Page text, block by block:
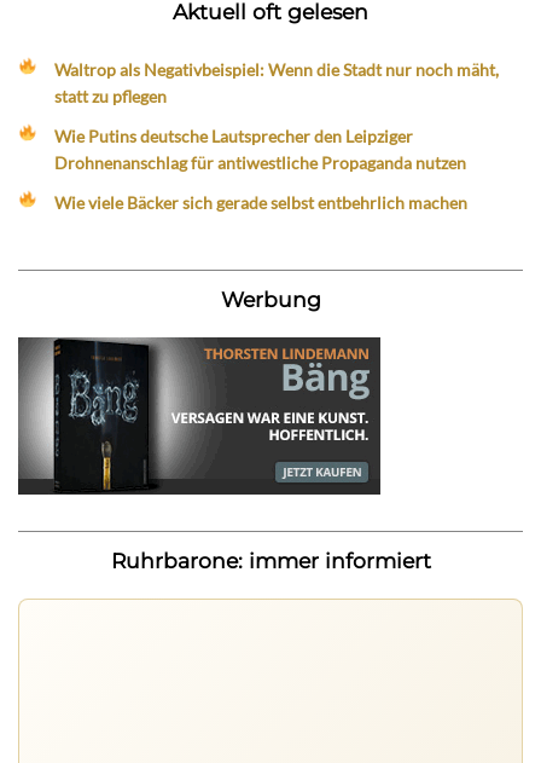
Aktuell oft gelesen
Waltrop als Negativbeispiel: Wenn die Stadt nur noch mäht,
statt zu pflegen
Wie Putins deutsche Lautsprecher den Leipziger
Drohnenanschlag für antiwestliche Propaganda nutzen
Wie viele Bäcker sich gerade selbst entbehrlich machen
Werbung
Ruhrbarone: immer informiert